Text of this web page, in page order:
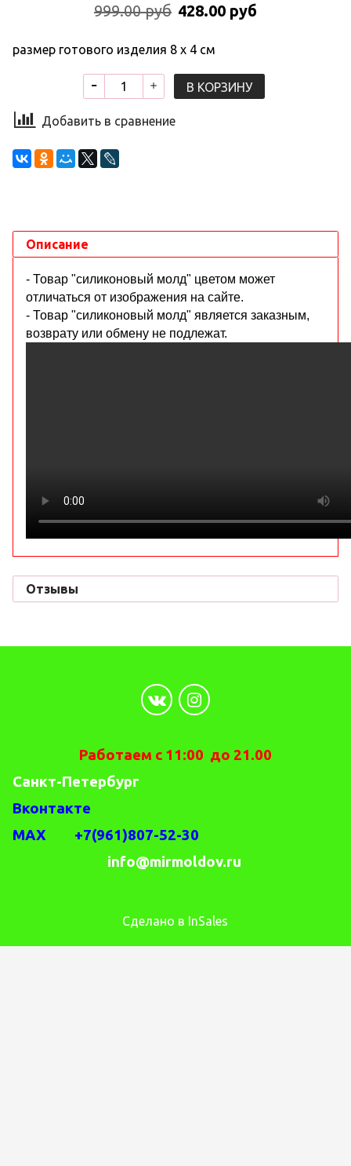
999.00 руб 428.00 руб
размер готового изделия 8 х 4 см
В КОРЗИНУ
Добавить в сравнение
Описание
- Товар "силиконовый молд" цветом может
отличаться от изображения на сайте.
- Товар "силиконовый молд" является заказным,
возврату или обмену не подлежат.
Отзывы
Работаем с 11:00 до 21.00
Санкт-Петербург
Вконтакте
MAX +7(961)807-52-30
info@mirmoldov.ru
Сделано в InSales